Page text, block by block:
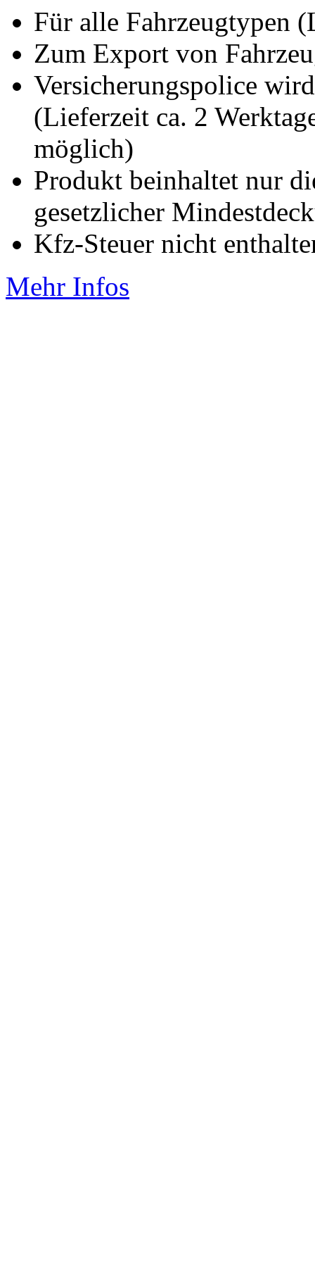
Für alle Fahrzeugtypen
Zum Export von
Versicherungspolice
(Lieferzeit ca. 2
möglich)
Produkt beinhaltet nur
gesetzlicher
Kfz-Steuer nicht
Mehr Infos